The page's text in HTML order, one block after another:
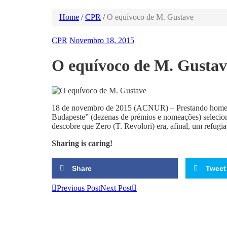
Home / CPR /O equívoco de M. Gustave
CPR Novembro 18, 2015
O equívoco de M.
18 de novembro de 2015 (ACNUR) – Prestando
Budapeste” (dezenas de prémios e nomeações)
descobre que Zero (T. Revolori) era, afinal, um
Sharing is caring!
Share Tweet
Previous PostNext Post